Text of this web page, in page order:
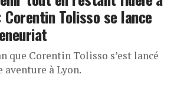
Tolisso se lance
que Corentin Tolisso s’est lancé
aventure à Lyon.